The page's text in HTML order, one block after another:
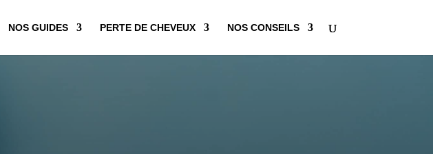
NOS GUIDES PERTE DE CHEVEUX NOS CONSEILS